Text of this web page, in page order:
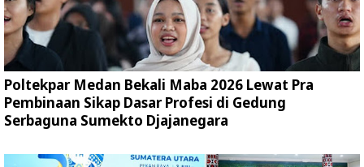
Poltekpar Medan Bekali Maba 2026 Lewat Pra
Pembinaan Sikap Dasar Profesi di Gedung
Serbaguna Sumekto Djajanegara